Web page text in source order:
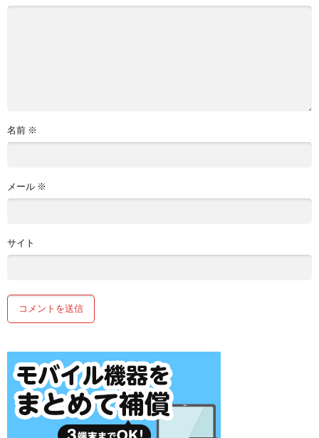
名前 ※
メール ※
サイト